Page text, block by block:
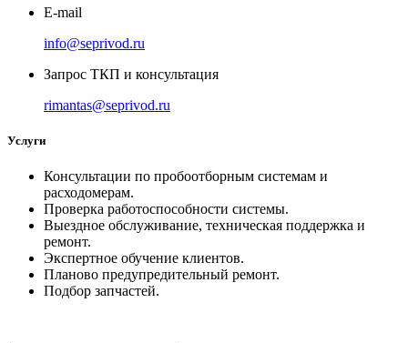
E-mail
info@seprivod.ru
Запрос ТКП и консультация
rimantas@seprivod.ru
Услуги
Консультации по пробоотборным системам и
расходомерам.
Проверка работоспособности системы.
Выездное обслуживание, техническая поддержка и
ремонт.
Экспертное обучение клиентов.
Планово предупредительный ремонт.
Подбор запчастей.